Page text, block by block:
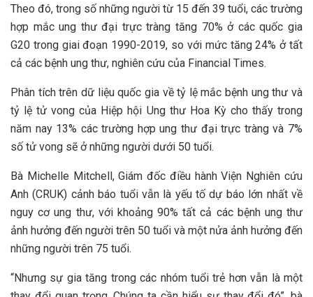
Theo đó, trong số những người từ 15 đến 39 tuổi, các trường
hợp mắc ung thư đại trực tràng tăng 70% ở các quốc gia
G20 trong giai đoạn 1990-2019, so với mức tăng 24% ở tất
cả các bệnh ung thư, nghiên cứu của Financial Times.
Phân tích trên dữ liệu quốc gia về tỷ lệ mắc bệnh ung thư và
tỷ lệ tử vong của Hiệp hội Ung thư Hoa Kỳ cho thấy trong
năm nay 13% các trường hợp ung thư đại trực tràng và 7%
số tử vong sẽ ở những người dưới 50 tuổi.
Bà Michelle Mitchell, Giám đốc điều hành Viện Nghiên cứu
Anh (CRUK) cảnh báo tuổi vẫn là yếu tố dự báo lớn nhất về
nguy cơ ung thư, với khoảng 90% tất cả các bệnh ung thư
ảnh hưởng đến người trên 50 tuổi và một nửa ảnh hưởng đến
những người trên 75 tuổi.
“Nhưng sự gia tăng trong các nhóm tuổi trẻ hơn vẫn là một